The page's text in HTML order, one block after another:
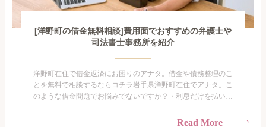
[洋野町の借金無料相談]費用面でおすすめの弁護士や
司法書士事務所を紹介
洋野町在住で借金返済にお困りのアナタ。借金や債務整理のこ
とを無料で相談するならコチラ岩手県洋野町在住でアナタ。こ
のような借金問題でお悩みでないですか？・利息だけを払い続
られたくない・借金の催促、取り立てで憂鬱になる。・闇金に
Read More